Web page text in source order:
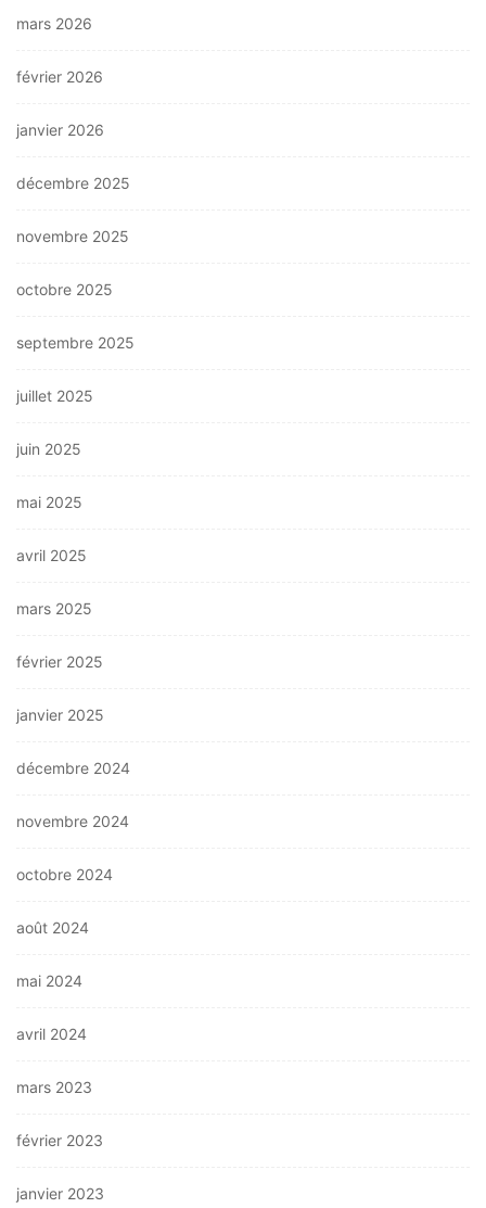
mars 2026
février 2026
janvier 2026
décembre 2025
novembre 2025
octobre 2025
septembre 2025
juillet 2025
juin 2025
mai 2025
avril 2025
mars 2025
février 2025
janvier 2025
décembre 2024
novembre 2024
octobre 2024
août 2024
mai 2024
avril 2024
mars 2023
février 2023
janvier 2023